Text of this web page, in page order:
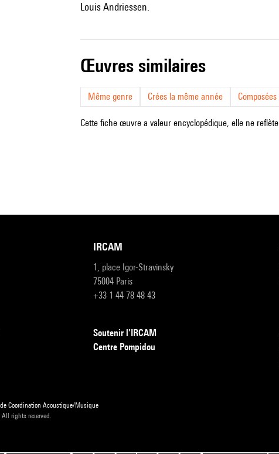
Louis Andriessen.
œuvres similaires
Même genre Crées la même année
Cette fiche œuvre a valeur encyclopédique, elle ne
IRCAM
1, place Igor-Stravinsky
75004 Paris
+33 1 44 78 48 43
Soutenir l’IRCAM
Centre Pompidou
Coordination Acoustique/Musique
rights reserved.